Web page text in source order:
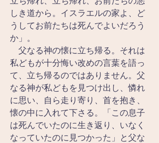
しき道から。イスラエルの家よ、ど
うしてお前たちは死んでよいだろう
か」。
父なる神の懐に立ち帰る。それは
私どもが十分悔い改めの言葉を語っ
て、立ち帰るのではありません。父
なる神が私どもを見つけ出し、憐れ
に思い、自ら走り寄り、首を抱き、
懐の中に入れて下さる。「この息子
は死んでいたのに生き返り、いなく
なっていたのに見つかった」と父な